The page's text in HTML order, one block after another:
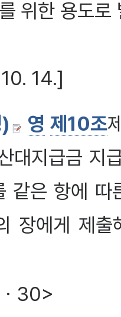
위한 용도
14.]
영 제10조
대지급금 지
같은 항에 따
장에게
30>